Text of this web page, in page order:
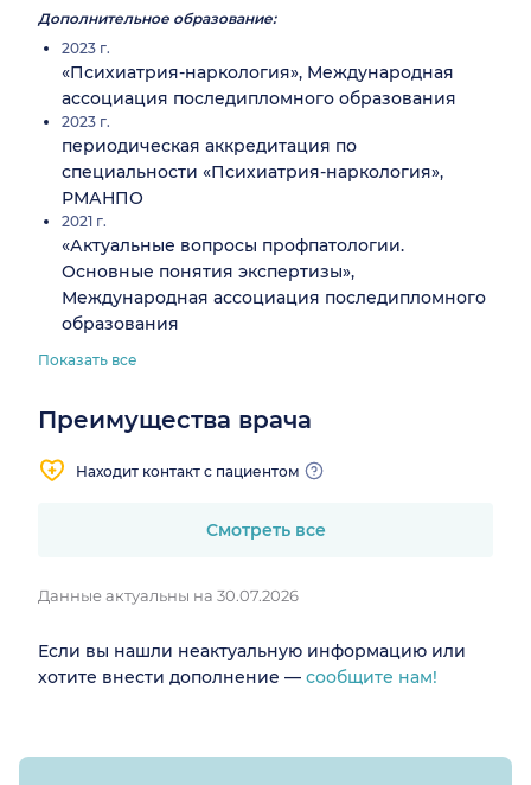
Дополнительное образование:
2023 г.
«Психиатрия-наркология», Международная
ассоциация последипломного образования
2023 г.
периодическая аккредитация по
специальности «Психиатрия-наркология»,
РМАНПО
2021 г.
«Актуальные вопросы профпатологии.
Основные понятия экспертизы»,
Международная ассоциация последипломного
образования
Показать все
Преимущества врача
Находит контакт с пациентом
Смотреть все
Данные актуальны на 30.07.2026
Если вы нашли неактуальную информацию или
хотите внести дополнение — сообщите нам!